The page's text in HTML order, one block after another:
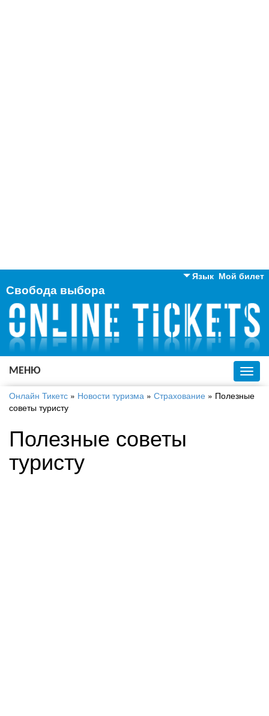
Мой билет
Язык
Английский
Русский
Украинский
Свобода выбора
МЕНЮ
Онлайн Тикетс » Новости туризма » Страхование » Полезные
советы туристу
Полезные советы
туристу